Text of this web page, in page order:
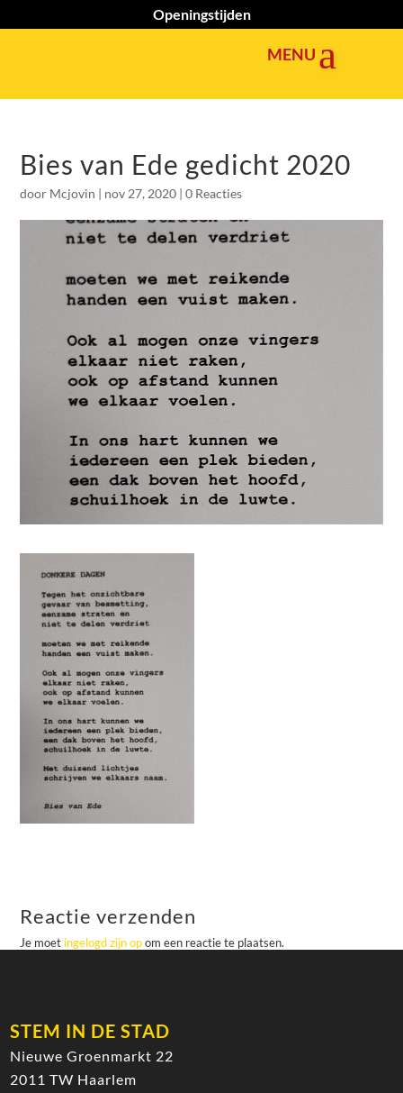
Openingstijden
Bies van Ede gedicht 2020
door Mcjovin | nov 27, 2020 |0 Reacties
Reactie verzenden
Je moet ingelogd zijn opom een reactie te plaatsen.
STEM IN DE STAD
Nieuwe Groenmarkt 22
2011 TW Haarlem